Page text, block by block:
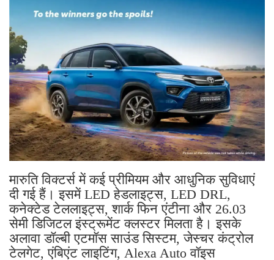
मारुति विक्टर्स में कई प्रीमियम और आधुनिक सुविधाएं
दी गई हैं। इसमें LED हेडलाइट्स, LED DRL,
कनेक्टेड टेललाइट्स, शार्क फिन एंटीना और 26.03
सेमी डिजिटल इंस्ट्रूमेंट क्लस्टर मिलता है। इसके
अलावा डॉल्बी एटमॉस साउंड सिस्टम, जेस्चर कंट्रोल
टेलगेट, एंबिएंट लाइटिंग, Alexa Auto वॉइस